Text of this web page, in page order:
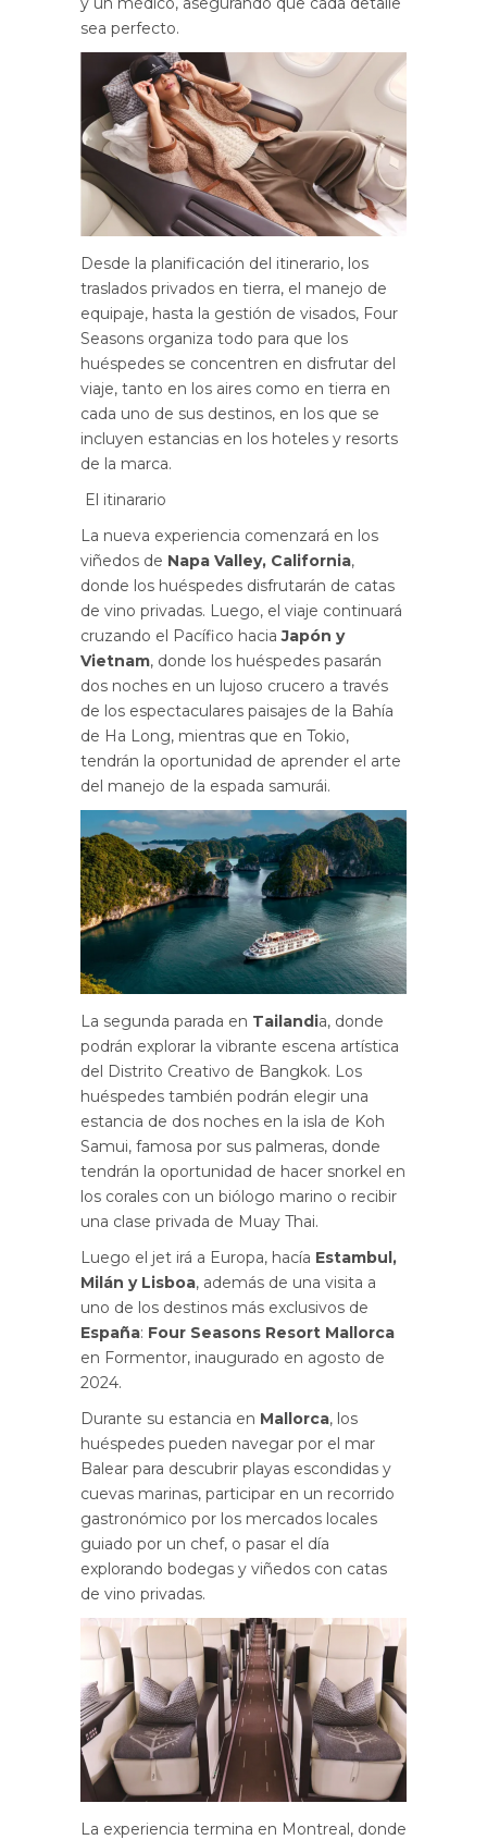
sea perfecto.
Desde la planificación del itinerario, los
traslados privados en tierra, el manejo de
equipaje, hasta la gestión de visados, Four
Seasons organiza todo para que los
huéspedes se concentren en disfrutar del
viaje, tanto en los aires como en tierra en
cada uno de sus destinos, en los que se
incluyen estancias en los hoteles y resorts
de la marca.
El itinarario
La nueva experiencia comenzará en los
viñedos de Napa Valley, California,
donde los huéspedes disfrutarán de catas
de vino privadas. Luego, el viaje continuará
cruzando el Pacífico haciaJapón y
Vietnam, donde los huéspedes pasarán
dos noches en un lujoso crucero a través
de los espectaculares paisajes de la Bahía
de Ha Long, mientras que en Tokio,
tendrán la oportunidad de aprender el arte
del manejo de la espada samurái.
La segunda parada en Tailandia, donde
podrán explorar la vibrante escena artística
del Distrito Creativo de Bangkok. Los
huéspedes también podrán elegir una
estancia de dos noches en la isla de Koh
Samui, famosa por sus palmeras, donde
tendrán la oportunidad de hacer snorkel en
los corales con un biólogo marino o recibir
una clase privada de Muay Thai.
Luego el jet irá a Europa, hacía Estambul,
Milán y Lisboa, además de una visita a
uno de los destinos más exclusivos de
España: Four Seasons Resort Mallorca
en Formentor, inaugurado en agosto de
2024.
Durante su estancia en Mallorca, los
huéspedes pueden navegar por el mar
Balear para descubrir playas escondidas y
cuevas marinas, participar en un recorrido
gastronómico por los mercados locales
guiado por un chef, o pasar el día
explorando bodegas y viñedos con catas
de vino privadas.
La experiencia termina en Montreal, donde